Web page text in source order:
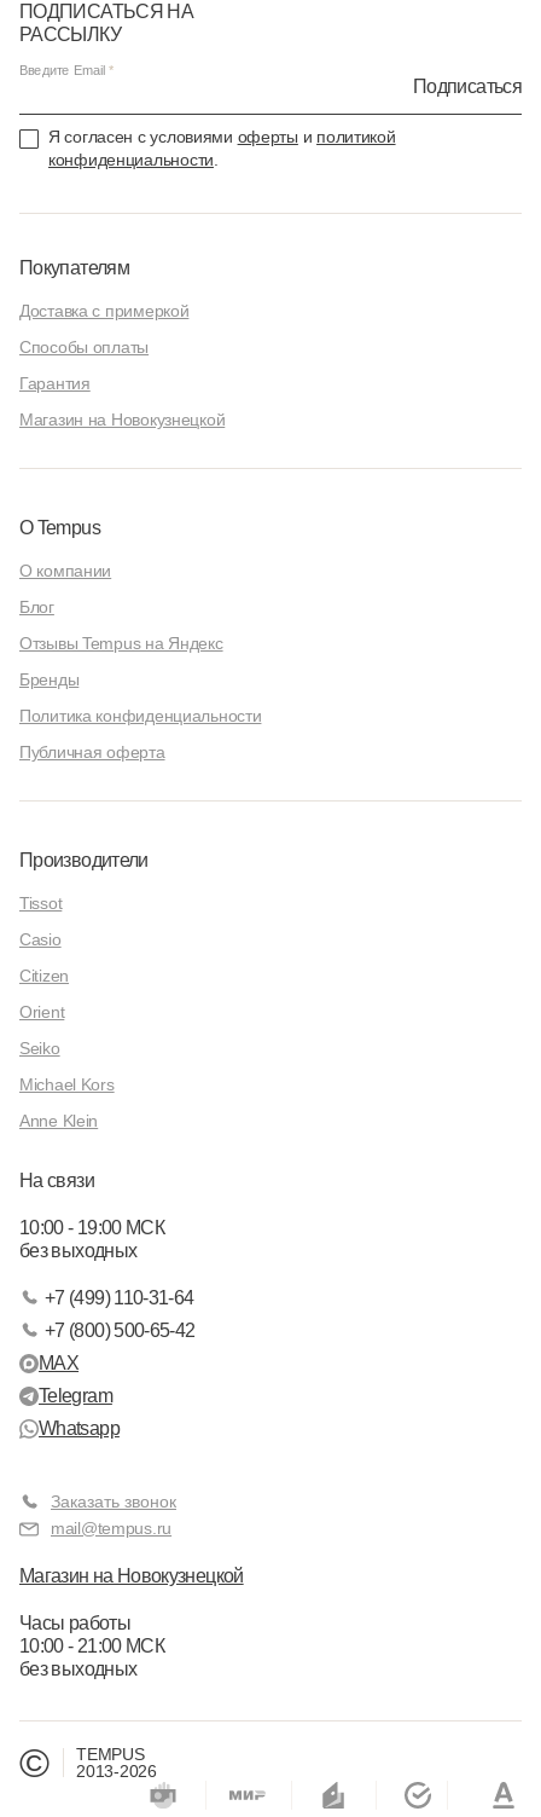
ПОДПИСАТЬСЯ НА
РАССЫЛКУ
Введите Email
Подписаться
Я согласен с условиями оферты и политикой
конфиденциальности
Покупателям
Доставка с примеркой
Способы оплаты
Гарантия
Магазин на Новокузнецкой
О Tempus
О компании
Блог
Отзывы Tempus на Яндекс
Бренды
Политика конфиденциальности
Публичная оферта
Производители
Tissot
Casio
Citizen
Orient
Seiko
Michael Kors
Anne Klein
На связи
10:00 - 19:00 МСК
без выходных
+7 (499) 110-31-64
+7 (800) 500-65-42
MAX
Telegram
Whatsapp
Заказать звонок
mail@tempus.ru
Магазин на Новокузнецкой
Часы работы
10:00 - 21:00 МСК
без выходных
©
TEMPUS
2013-2026